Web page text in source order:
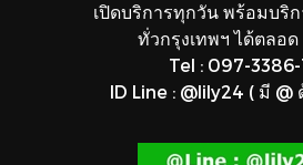
เปิดบริการทุกวัน พร้อมบริ
ทั่วกรุงเทพฯ ได้ตลอ
Tel : 097-3386-
ID Line : @lily24 ( มี @